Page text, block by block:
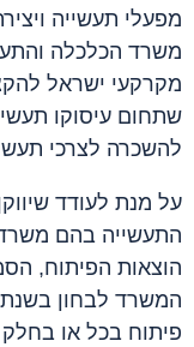
מפעלי תעשייה
משרד הכלכלה
מקרקעי ישראל
שתחום עיסוקו
להשכרה לצרכי
על מנת לעודד
התעשייה בהם
הוצאות הפיתוח,
פיתוח בכל או